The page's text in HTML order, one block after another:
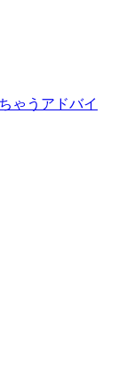
ゃうアドバイ